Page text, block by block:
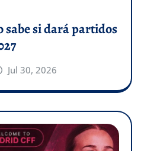
sabe si dará partidos
Jul 30, 2026